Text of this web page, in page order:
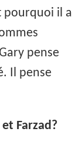
pourquoi il a
pense
Il pense
Farzad?